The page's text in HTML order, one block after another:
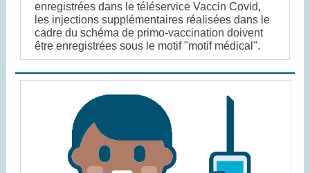
enregistrées dans le téléservice Vaccin Covid,
les injections supplémentaires réalisées dans le
cadre du schéma de primo-vaccination doivent
être enregistrées sous le motif "motif médical".